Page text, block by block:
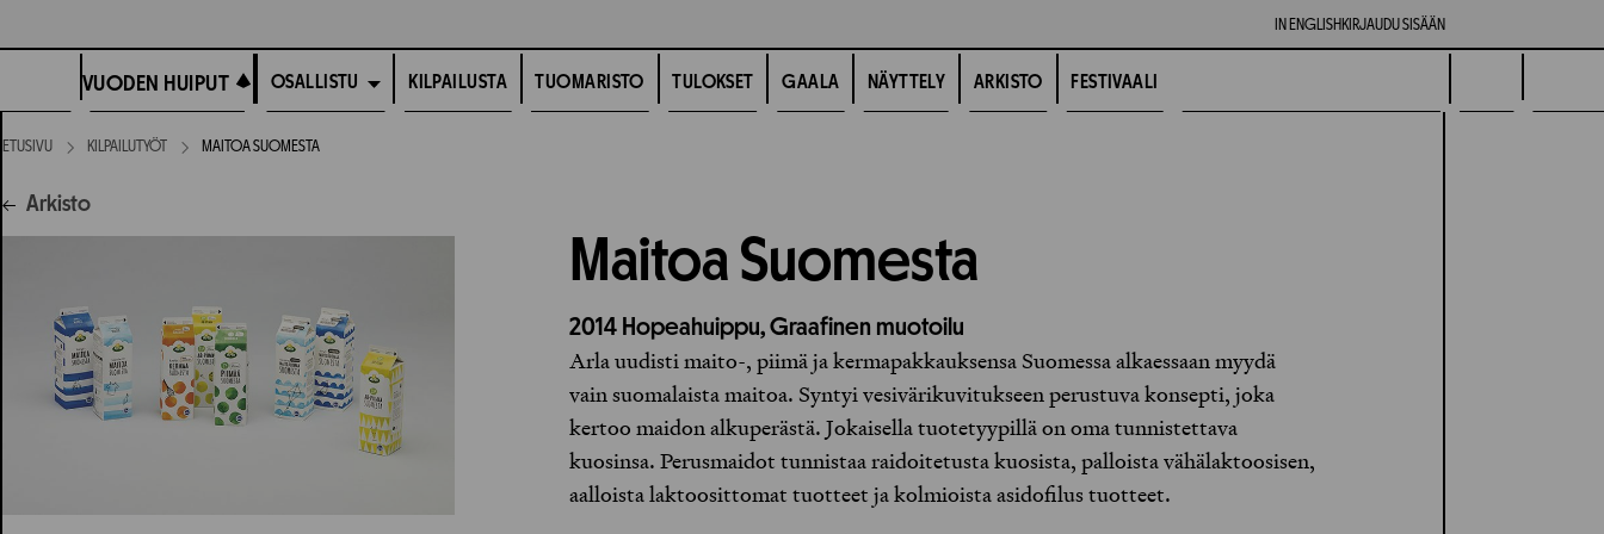
suoraan
IN ENGLISH KIRJAUDU SISÄÄN
VUODEN HUIPUT
VUODEN HUIPUT OSALLISTU KILPAILUSTA TUOMARISTO TULOKSET GAALA NÄYTTELY ARKISTO FESTIVAALI
ETUSIVU KILPAILUTYÖT MAITOA SUOMESTA
Arkisto
Maitoa Suomesta
2014 Hopeahuippu,Graafinen muotoilu
Arla uudisti maito-, piimä ja kermapakkauksensa Suomessa alkaessaan myydä
vain suomalaista maitoa. Syntyi vesivärikuvitukseen perustuva konsepti, joka
kertoo maidon alkuperästä. Jokaisella tuotetyypillä on oma tunnistettava
kuosinsa. Perusmaidot tunnistaa raidoitetusta kuosista, palloista vähälaktoosisen,
aalloista laktoosittomat tuotteet ja kolmioista asidofilus tuotteet.